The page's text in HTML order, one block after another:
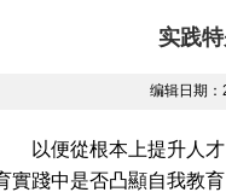
实践
编辑日期
以便從根本上提升人才的
實踐中是否凸顯自我教育